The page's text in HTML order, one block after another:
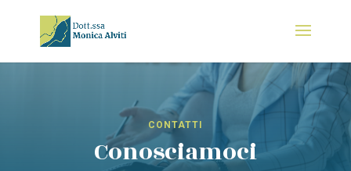
CONTATTI
Conosciamoci